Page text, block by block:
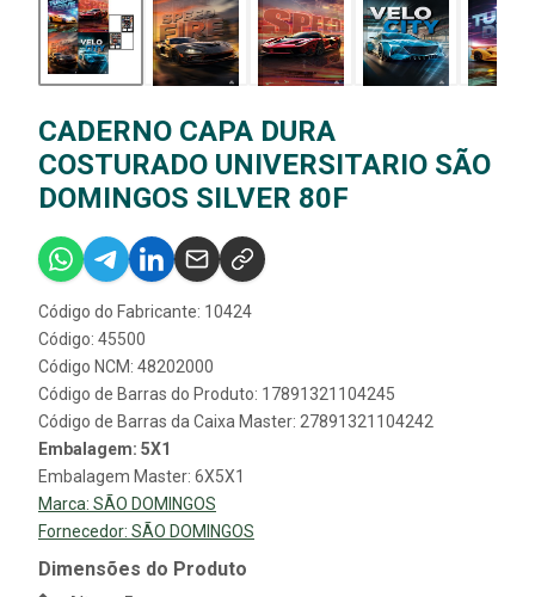
CADERNO CAPA DURA
COSTURADO UNIVERSITARIO SÃO
DOMINGOS SILVER 80F
Código do Fabricante: 10424
Código: 45500
Código NCM: 48202000
Código de Barras do Produto: 17891321104245
Código de Barras da Caixa Master: 27891321104242
Embalagem: 5X1
Embalagem Master: 6X5X1
Marca: SÃO DOMINGOS
Fornecedor: SÃO DOMINGOS
Dimensões do Produto